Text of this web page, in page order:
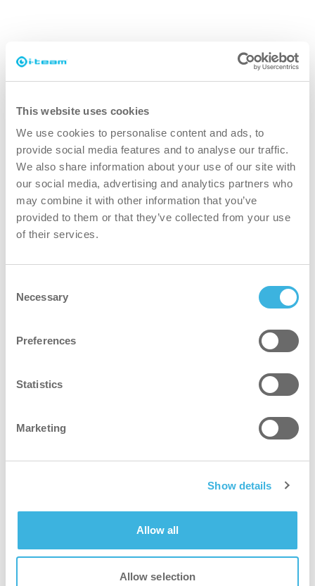
This website uses cookies
We use cookies to personalise content and ads, to
provide social media features and to analyse our traffic.
We also share information about your use of our site with
our social media, advertising and analytics partners who
may combine it with other information that you’ve
provided to them or that they’ve collected from your use
of their services.
Selection
Necessary
Preferences
Statistics
Marketing
Show details
Allow all
Allow selection
SAFE-T-IMOP
クリーンルームと粘着マットに特化した設計
SAFE-T-VAC